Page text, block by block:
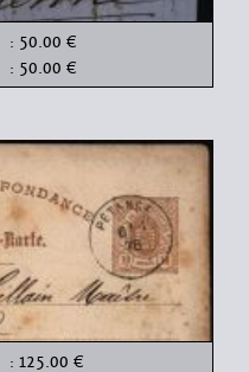
: 50.00 €
: 50.00 €
: 125.00 €